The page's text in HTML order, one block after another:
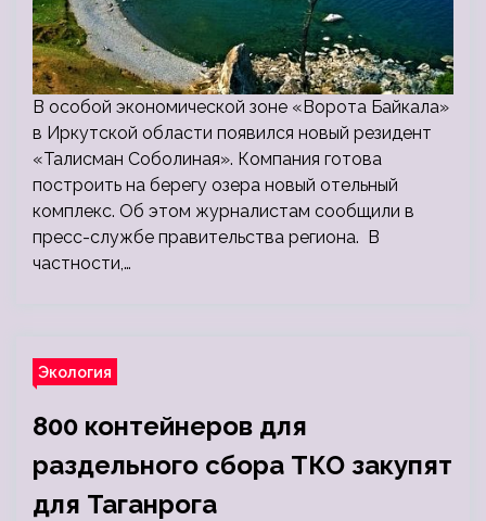
В особой экономической зоне «Ворота Байкала»
в Иркутской области появился новый резидент
«Талисман Соболиная». Компания готова
построить на берегу озера новый отельный
комплекс. Об этом журналистам сообщили в
пресс-службе правительства региона. В
частности,…
Экология
800 контейнеров для
раздельного сбора ТКО закупят
для Таганрога